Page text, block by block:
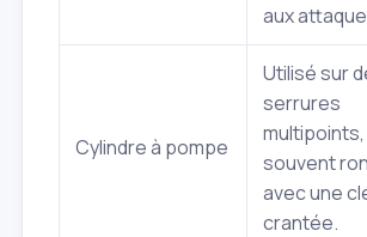
aux
Cylindre à pompe
Utilisé sur
serrures
multipoints,
souvent
avec une
crantée.